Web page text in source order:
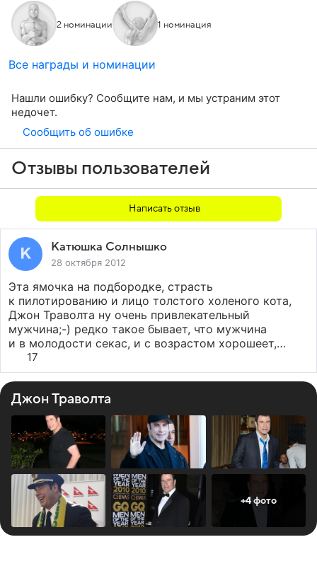
2 номинации 1 номинация
Все награды и номинации
Нашли ошибку? Сообщите нам, и мы устраним этот
недочет.
Сообщить об ошибке
Отзывы пользователей
Написать отзыв
Катюшка Солнышко
28 октября 2012
Эта ямочка на подбородке, страсть
к пилотированию и лицо толстого холеного кота,
Джон Траволта ну очень привлекательный
мужчина;-) редко такое бывает, что мужчина
и в молодости секас, и с возрастом хорошеет,
а Траволта как раз такой экземпляр. Актер
он тоже просто бомба! Как я балдею
с «Криминального чтива», с «Без лица», «Из парижа
с любовью», ммм.... хотя если честно, думаю,
что злодеи и плохие парни ему подходят намного
больше, чем образы приличных мужчин.
17
Джон Траволта
+4 фото